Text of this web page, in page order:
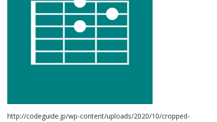
http://codeguide.jp/wp-content/uploads/2020/10/cropped-